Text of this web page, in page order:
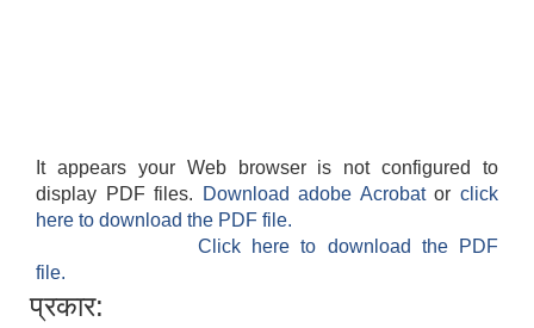
It appears your Web browser is not configured to
display PDF files.
Download adobe Acrobatorclick
here to download the PDF file.
Click here to download the PDF
file.
प्रकार: